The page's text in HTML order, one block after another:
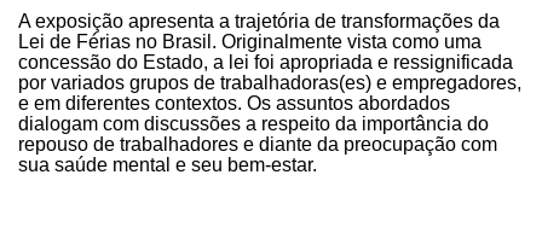
A exposição apresenta a trajetória de transformações da
Lei de Férias no Brasil. Originalmente vista como uma
concessão do Estado, a lei foi apropriada e ressignificada
por variados grupos de trabalhadoras(es) e empregadores,
e em diferentes contextos. Os assuntos abordados
dialogam com discussões a respeito da importância do
repouso de trabalhadores e diante da preocupação com
sua saúde mental e seu bem-estar.